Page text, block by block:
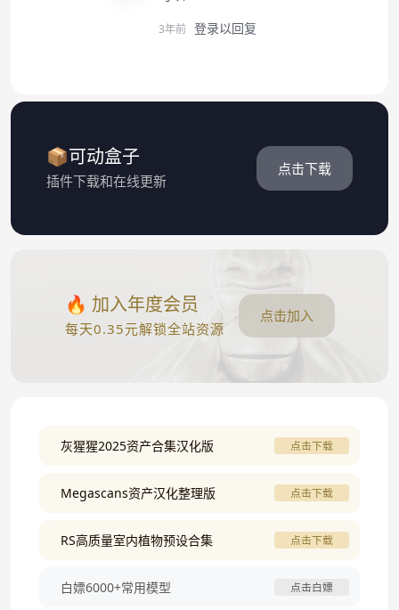
3年前 登录以回复
📦可动盒子
插件下载和在线更新
点击下载
🔥 加入年度会员
每天0.35元解锁全站资源
点击加入
灰猩猩2025资产合集汉化版 点击下载
Megascans资产汉化整理版 点击下载
RS高质量室内植物预设合集 点击下载
白嫖6000+常用模型 点击白嫖